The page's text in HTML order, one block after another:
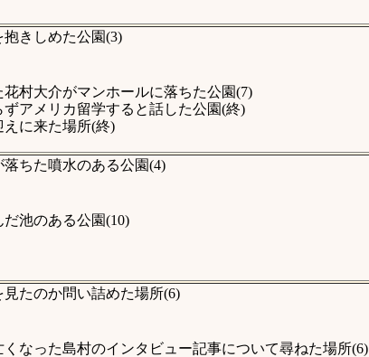
きしめた公園(3)
村大介がマンホールに落ちた公園(7)
アメリカ留学すると話した公園(終)
に来た場所(終)
ちた噴水のある公園(4)
池のある公園(10)
たのか問い詰めた場所(6)
なった島村のインタビュー記事について尋ねた場所(6)